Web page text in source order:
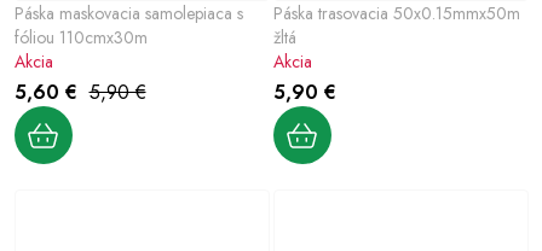
Páska maskovacia samolepiaca s
fóliou 110cmx30m
5,60 € 5,90 €
Akcia
Páska trasovacia 50x0.15mmx50m
žltá
5,90 €
Akcia